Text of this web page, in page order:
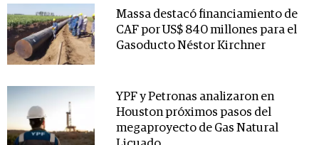
Massa destacó financiamiento de
CAF por US$ 840 millones para el
Gasoducto Néstor Kirchner
YPF y Petronas analizaron en
Houston próximos pasos del
megaproyecto de Gas Natural